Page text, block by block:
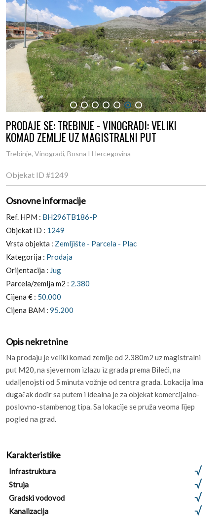
1 2 3 4 5 6 7
PRODAJE SE: TREBINJE - VINOGRADI: VELIKI
KOMAD ZEMLJE UZ MAGISTRALNI PUT
Trebinje, Vinogradi, Bosna I Hercegovina
Objekat ID #1249
Osnovne informacije
Ref. HPM : BH296TB186-P
Objekat ID : 1249
Vrsta objekta : Zemljište - Parcela - Plac
Kategorija : Prodaja
Orijentacija : Jug
Parcela/zemlja m2 : 2.380
Cijena € : 50.000
Cijena BAM : 95.200
Opis nekretnine
Na prodaju je veliki komad zemlje od 2.380m2 uz magistralni
put M20, na sjevernom izlazu iz grada prema Bileći, na
udaljenojsti od 5 minuta vožnje od centra grada. Lokacija ima
dugačak dodir sa putem i idealna je za objekat komercijalno-
poslovno-stambenog tipa. Sa lokacije se pruža veoma lijep
pogled na grad.
Karakteristike
Infrastruktura
Struja
Gradski vodovod
Kanalizacija